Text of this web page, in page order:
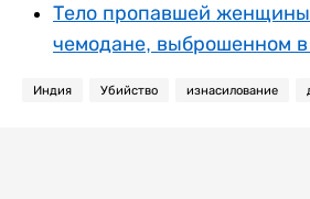
Тело пропавшей
чемодане, выброшенном в
Индия Убийство изнасилование